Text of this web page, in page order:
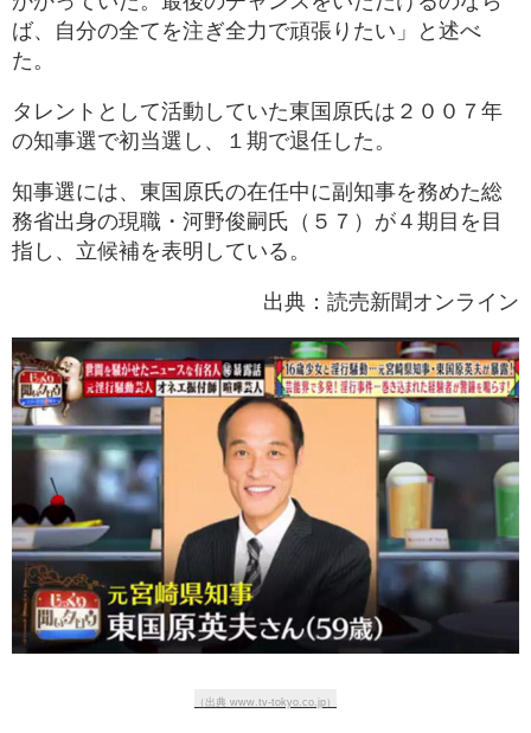
ば、自分の全てを注ぎ全力で頑張りたい」と述べ
た。
タレントとして活動していた東国原氏は２００７年
の知事選で初当選し、１期で退任した。
知事選には、東国原氏の在任中に副知事を務めた総
務省出身の現職・河野俊嗣氏（５７）が４期目を目
指し、立候補を表明している。
出典：読売新聞オンライン
（出典 www.tv-tokyo.co.jp）